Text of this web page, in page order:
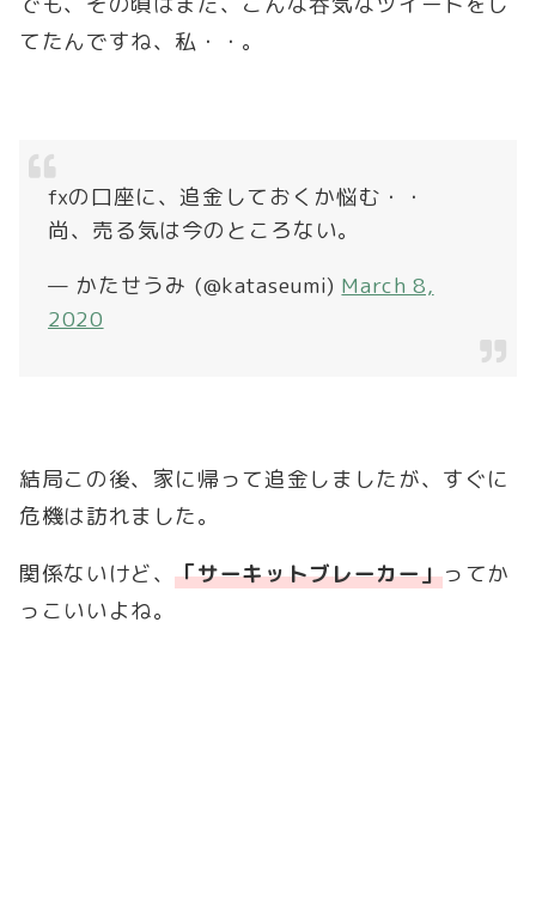
てたんですね、私・・。
fxの口座に、追金しておくか悩む・・
尚、売る気は今のところない。
— かたせうみ (@kataseumi) March 8,
2020
結局この後、家に帰って追金しましたが、すぐに
危機は訪れました。
関係ないけど、「サーキットブレーカー」ってか
っこいいよね。